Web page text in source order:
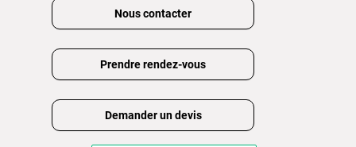
Nous contacter
Prendre rendez-vous
Demander un devis